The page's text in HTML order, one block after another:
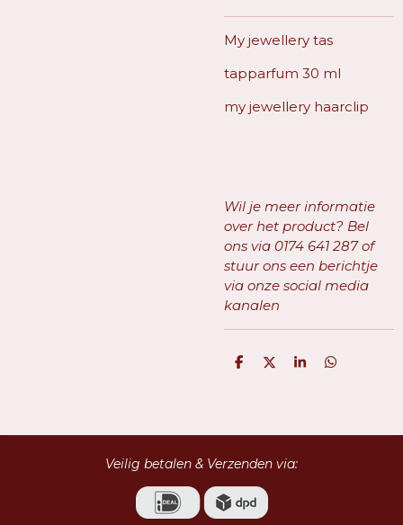
My jewellery tas
tapparfum 30 ml
my jewellery haarclip
Wil je meer informatie
over het product? Bel
ons via 0174 641 287of
stuur ons een berichtje
via onze social media
kanalen
D
D
S
D
Veilig betalen & Verzenden via: